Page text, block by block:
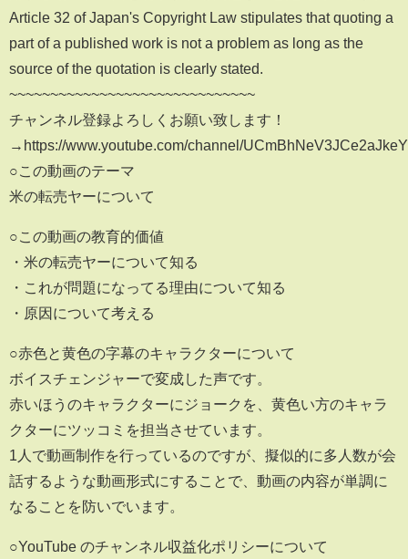
Article 32 of Japan's Copyright Law stipulates that quoting a
part of a published work is not a problem as long as the
source of the quotation is clearly stated.
~~~~~~~~~~~~~~~~~~~~~~~~~~~~~~
チャンネル登録よろしくお願い致します！
→https://www.youtube.com/channel/
○この動画のテーマ
米の転売ヤーについて
○この動画の教育的価値
・米の転売ヤーについて知る
・これが問題になってる理由について知る
・原因について考える
○赤色と黄色の字幕のキャラクターについて
ボイスチェンジャーで変成した声です。
赤いほうのキャラクターにジョークを、黄色い方のキャラ
クターにツッコミを担当させています。
1人で動画制作を行っているのですが、擬似的に多人数が会
話するような動画形式にすることで、動画の内容が単調に
なることを防いでいます。
○YouTube のチャンネル収益化ポリシーについて